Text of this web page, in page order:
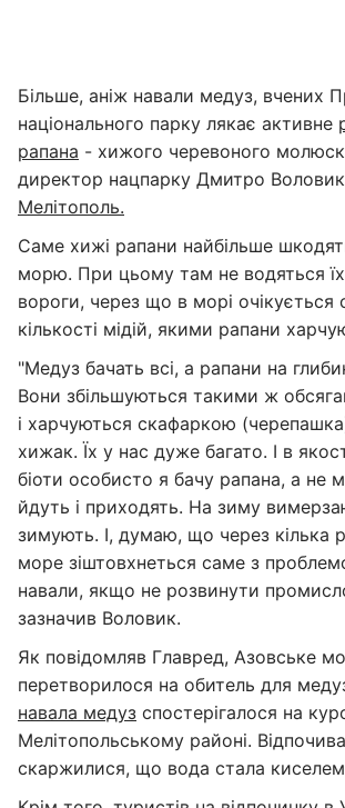
Більше, аніж навали медуз, вчених
національного парку лякає активне
рапана - хижого черевоного
директор нацпарку Дмитро
Мелітополь.
Саме хижі рапани найбільше
морю. При цьому там не водяться
вороги, через що в морі очікується
кількості мідій, якими рапани
"Медуз бачать всі, а рапани на
Вони збільшуються такими ж
і харчуються скафаркою
хижак. Їх у нас дуже багато. І в
біоти особисто я бачу рапана, а не
йдуть і приходять. На зиму
зимують. І, думаю, що через кілька
море зіштовхнеться саме з
навали, якщо не розвинути
зазначив Воловик.
Як повідомляв Главред, Азовське
перетворилося на обитель для
навала медуз спостерігалося на
Мелітопольському районі.
скаржилися, що вода стала